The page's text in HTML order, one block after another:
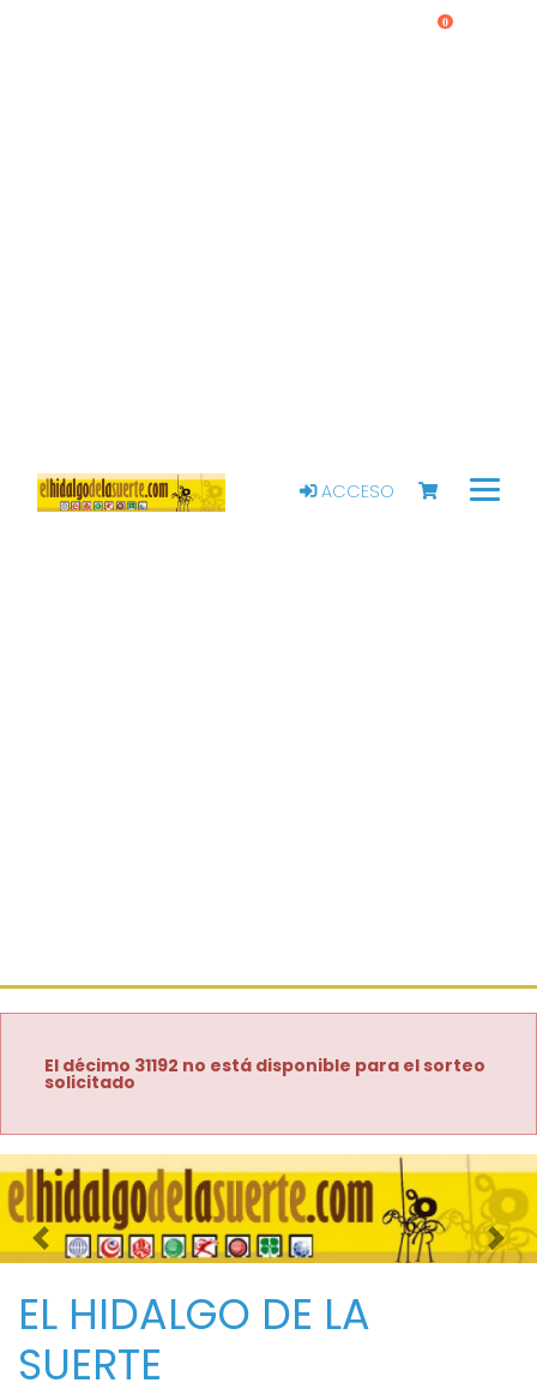
ACCESO
0
El décimo 31192 no está disponible para el sorteo
solicitado
Imagen anterior
EL HIDALGO DE LA
SUERTE